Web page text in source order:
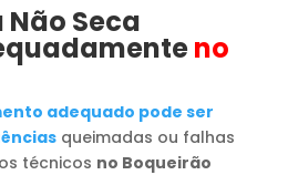
Não Seca
no
adequado pode ser
queimadas ou falhas
técnicos no Boqueirão